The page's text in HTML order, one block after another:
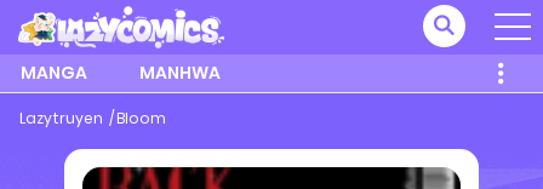
MANGA MANHWA
Lazytruyen Bloom